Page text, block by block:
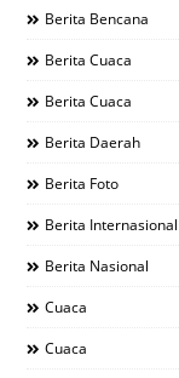
Berita Bencana
Berita Cuaca
Berita Cuaca
Berita Daerah
Berita Foto
Berita Internasional
Berita Nasional
Cuaca
Cuaca